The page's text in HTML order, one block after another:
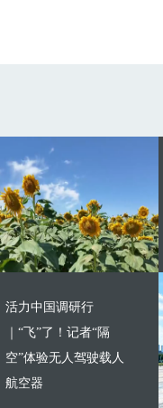
活力中国调研行
｜“飞”了！记者“隔
空”体验无人驾驶载人
航空器